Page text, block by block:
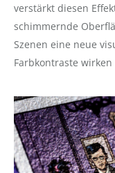
verstärkt diesen
schimmernde
Szenen eine neue
Farbkontraste